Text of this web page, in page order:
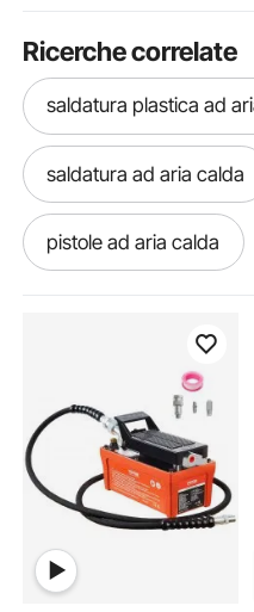
Ricerche correlate
saldatura plastica ad
saldatura ad aria calda
pistole ad aria calda
pistola aria compressa
pistola a aria compressa
pistola aria verniciatura
pistola aria per